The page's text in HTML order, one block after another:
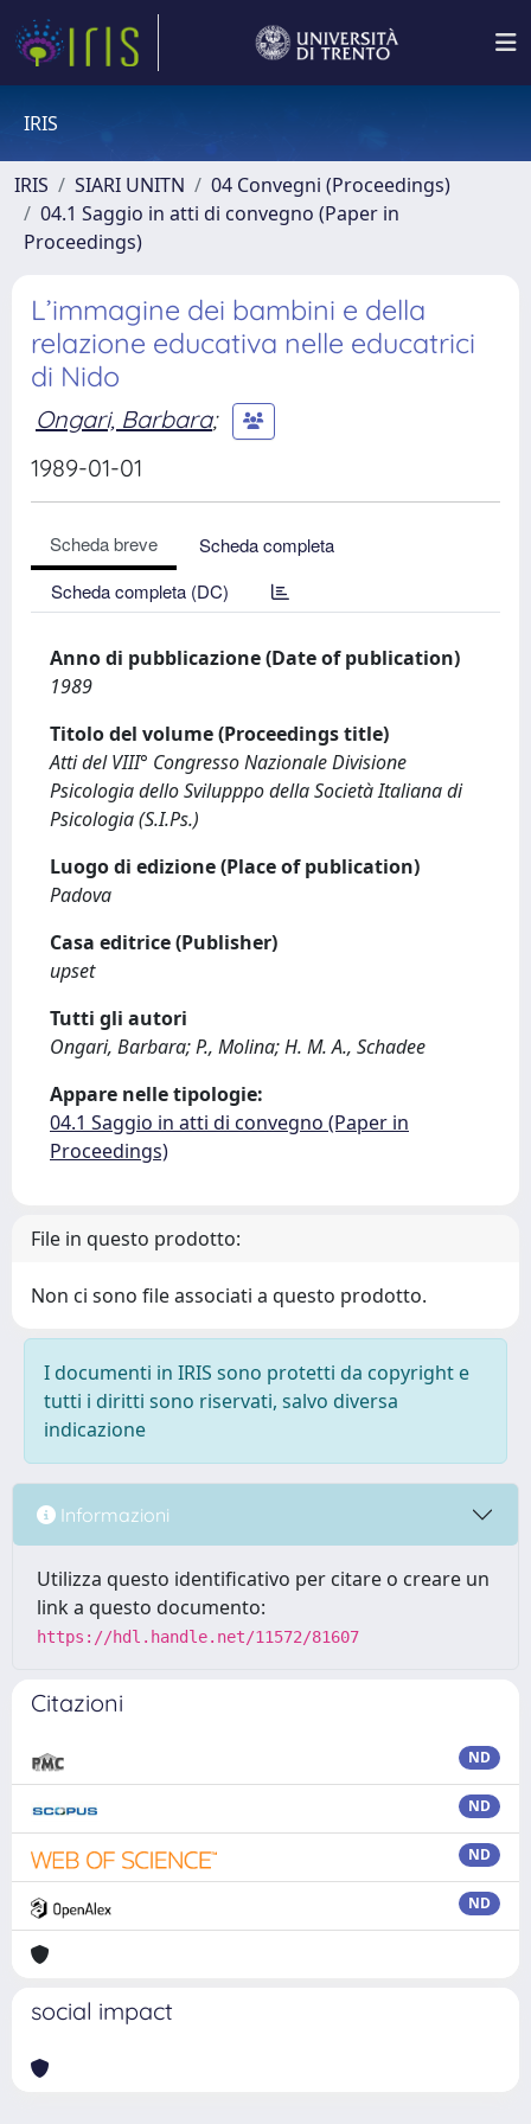
IRIS
IRIS SIARI UNITN
04 Convegni (Proceedings)
04.1 Saggio in atti di convegno (Paper in
Proceedings)
L’immagine dei bambini e della
relazione educativa nelle educatrici
di Nido
Ongari, Barbara;
1989-01-01
Scheda breve
Scheda completa
Scheda completa (DC)
Anno di pubblicazione (Date of publication)
1989
Titolo del volume (Proceedings title)
Atti del VIII° Congresso Nazionale Divisione
Psicologia dello Svilupppo della Società Italiana di
Psicologia (S.I.Ps.)
Luogo di edizione (Place of publication)
Padova
Casa editrice (Publisher)
upset
Tutti gli autori
Ongari, Barbara; P., Molina; H. M. A., Schadee
Appare nelle tipologie:
04.1 Saggio in atti di convegno (Paper in
Proceedings)
File in questo prodotto:
Non ci sono file associati a questo prodotto.
I documenti in IRIS sono protetti da copyright e
tutti i diritti sono riservati, salvo diversa
indicazione
Informazioni
Utilizza questo identificativo per citare o creare un
link a questo documento:
https://hdl.handle.net/11572/81607
Citazioni
ND
ND
ND
ND
social impact